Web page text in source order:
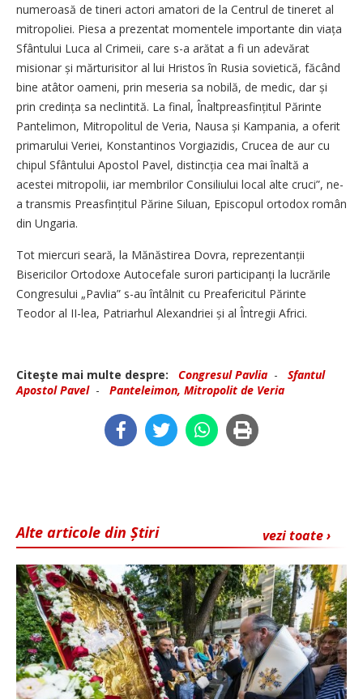
numeroasă de tineri actori amatori de la Centrul de tineret al
mitropoliei. Piesa a prezentat momentele importante din viața
Sfântului Luca al Crimeii, care s-a arătat a fi un adevărat
misionar și mărturisitor al lui Hristos în Rusia sovietică, făcând
bine atâtor oameni, prin meseria sa nobilă, de medic, dar și
prin credința sa neclintită. La final, Înaltpreasfințitul Părinte
Pantelimon, Mitropolitul de Veria, Nausa și Kampania, a oferit
primarului Veriei, Konstantinos Vorgiazidis, Crucea de aur cu
chipul Sfântului Apostol Pavel, distincția cea mai înaltă a
acestei mitropolii, iar membrilor Consiliului local alte cruci”, ne-
a transmis Prea­sfințitul Părine Siluan, Episcopul ortodox român
din Ungaria.
Tot miercuri seară, la Mănăstirea Dovra, reprezentanții
Bisericilor Ortodoxe Autocefale surori participanți la lucrările
Congresului „Pavlia” s-au întâlnit cu Preafericitul Părinte
Teodor al II-lea, Patriarhul Alexandriei și al Întregii Africi.
Citeşte mai multe despre: Congresul Pavlia - Sfantul
Apostol Pavel- Panteleimon, Mitropolit de Veria
vezi toate ›
Alte articole din Știri